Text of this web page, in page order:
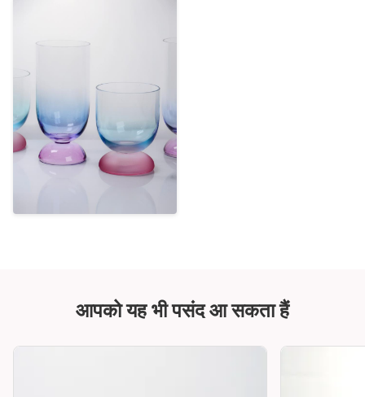
आपको यह भी पसंद आ सकता हैं